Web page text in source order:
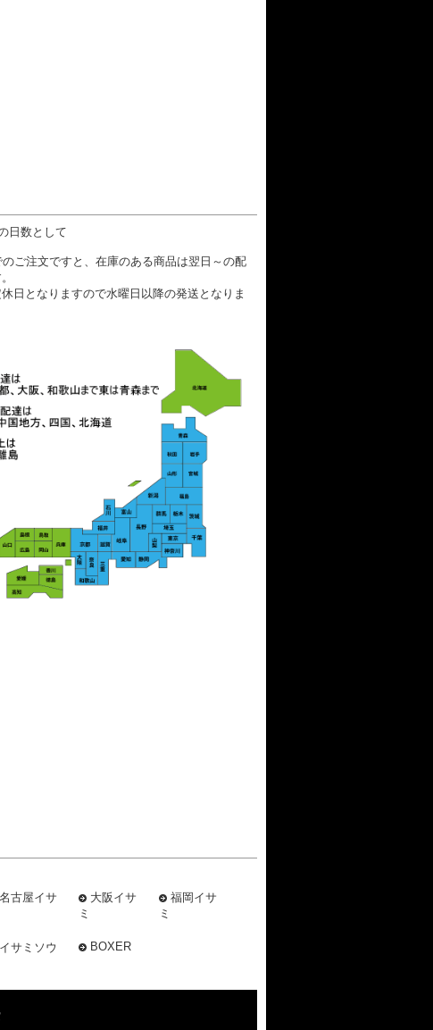
日数として
ご注文ですと、在庫のある商品は翌日～の配
日となりますので水曜日以降の発送となりま
名古屋イサ
大阪イサ
ミ
福岡イサ
ミ
イサミソウ
BOXER